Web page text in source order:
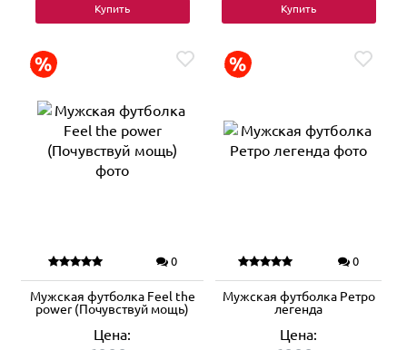
Купить Купить
0
Мужская футболка Feel the
power (Почувствуй мощь)
Цена:
0
Мужская футболка Ретро
легенда
Цена: